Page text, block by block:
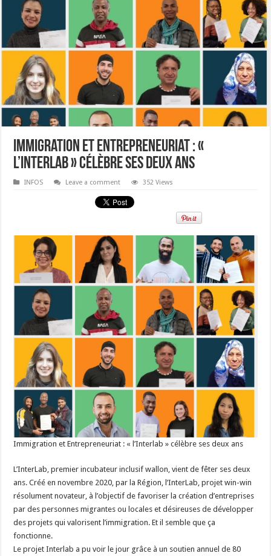
Immigration et Entrepreneuriat : «
l’Interlab » célèbre ses deux ans
INFOS Leave a comment 352 Views
Immigration et Entrepreneuriat : « l’Interlab » célèbre ses deux ans
L’InterLab, premier incubateur inclusif wallon, vient de fêter ses deux
ans. Créé en novembre 2020, par la Région, l’InterLab, projet win-win
résolument novateur, à l’objectif de favoriser la création d’entreprises
par des personnes migrantes ou locales et désireuses de développer
des projets qui valorisent l’immigration. Et il semble que ça
fonctionne.
Le projet Interlab a pu voir le jour grâce à un soutien annuel de 80